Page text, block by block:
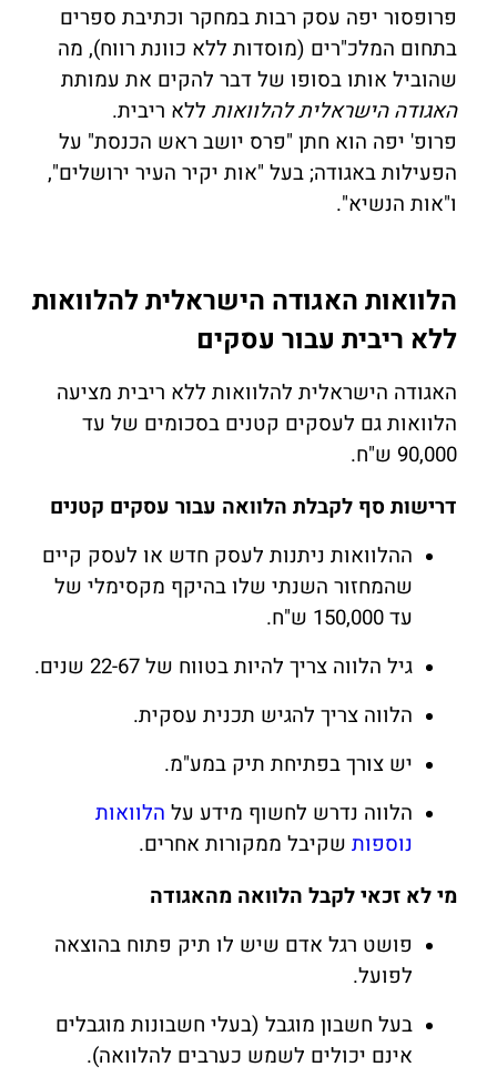
פרופסור יפה עסק רבות במחקר וכתיבת ספרים
בתחום המלכ"רים (מוסדות ללא כוונת רווח), מה
שהוביל אותו בסופו של דבר להקים את עמותת
האגודה הישראלית להלוואות ללא ריבית.
פרופ' יפה הוא חתן "פרס יושב ראש הכנסת" על
הפעילות באגודה; בעל "אות יקיר העיר ירושלים",
ו"אות הנשיא".
הלוואות האגודה הישראלית להלוואות
ללא ריבית עבור עסקים
האגודה הישראלית להלוואות ללא ריבית מציעה
הלוואות גם לעסקים קטנים בסכומים של עד
90,000 ש"ח.
דרישות סף לקבלת הלוואה עבור עסקים קטנים
ההלוואות ניתנות לעסק חדש או לעסק קיים
שהמחזור השנתי שלו בהיקף מקסימלי של
עד 150,000 ש"ח.
גיל הלווה צריך להיות בטווח של 22-67 שנים.
הלווה צריך להגיש תכנית עסקית.
יש צורך בפתיחת תיק במע"מ.
הלווה נדרש לחשוף מידע על הלוואות
נוספות שקיבל ממקורות אחרים.
מי לא זכאי לקבל הלוואה מהאגודה
פושט רגל אדם שיש לו תיק פתוח בהוצאה
לפועל.
בעל חשבון מוגבל (בעלי חשבונות מוגבלים
אינם יכולים לשמש כערבים להלוואה).